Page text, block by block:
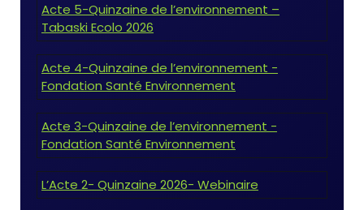
Acte 5-Quinzaine de l’environnement –
Tabaski Ecolo 2026
Acte 4-Quinzaine de l’environnement -
Fondation Santé Environnement
Acte 3-Quinzaine de l’environnement -
Fondation Santé Environnement
L’Acte 2- Quinzaine 2026- Webinaire